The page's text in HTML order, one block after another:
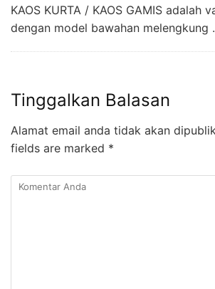
KAOS KURTA / KAOS GAMIS adalah
dengan model bawahan melengkung
Tinggalkan Balasan
Alamat email anda tidak akan
fields are marked *